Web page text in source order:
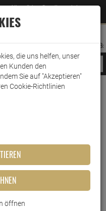
auf Ihre nächste Bestellung erhalten
ANMELDEN
AUFKLAPPEN
MERKZETTEL
WARENKORB:
Lebensmittel
Sirup
Sirup
die uns helfen, unser
Kunden den
Sie auf "Akzeptieren"
Cookie-Richtlinien
öffnen